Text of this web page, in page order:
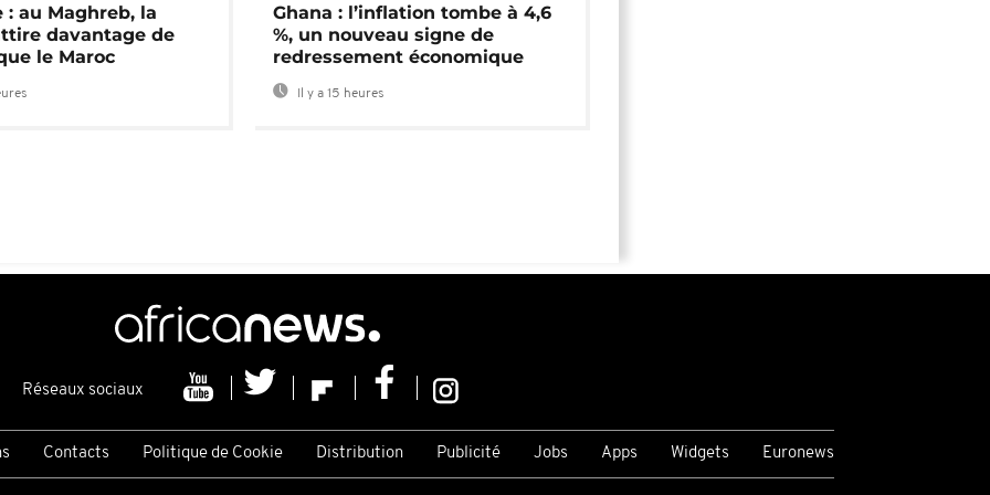
: au Maghreb, la
davantage de
le Maroc
Ghana : l’inflation tombe à 4,6
%, un nouveau signe de
redressement économique
Il y a 15 heures
Réseaux sociaux
Contacts Politique de Cookie Distribution Publicité Jobs Apps Widgets Euronews